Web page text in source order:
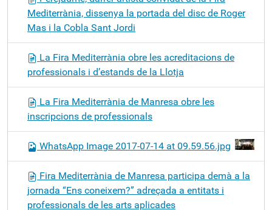
Mediterrània, dissenya la portada del disc de Roger
Mas i la Cobla Sant Jordi
La Fira Mediterrània obre les acreditacions de
professionals i d’estands de la Llotja
La Fira Mediterrània de Manresa obre les
inscripcions de professionals
WhatsApp Image 2017-07-14 at 09.59.56.jpg
Fira Mediterrània de Manresa participa demà a la
jornada “Ens coneixem?” adreçada a entitats i
professionals de les arts aplicades